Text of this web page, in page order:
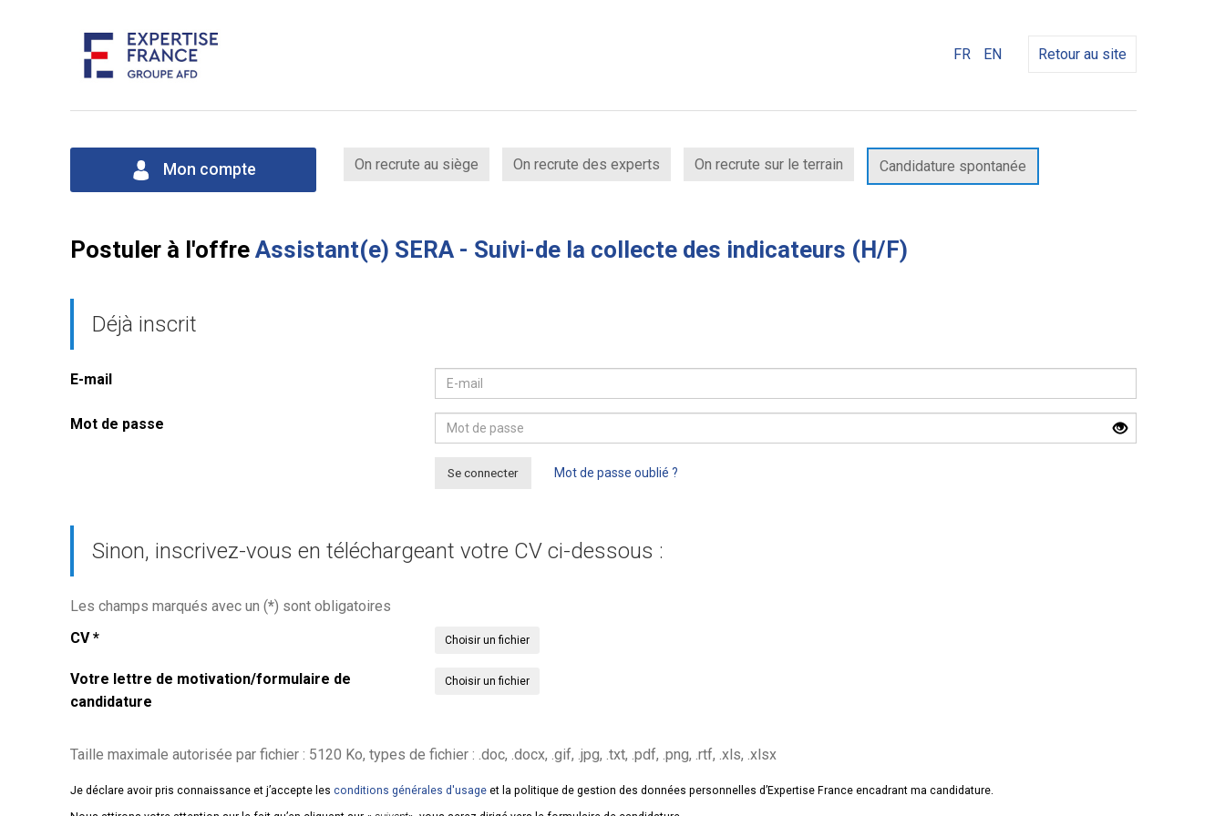
FR EN Retour au site
Mon compte On recrute au siège On recrute des experts On recrute sur le terrain Candidature spontanée
Postuler à l'offre Assistant(e) SERA - Suivi-de la collecte des indicateurs (H/F)
Déjà inscrit
E-mail
Mot de passe
Se connecter Mot de passe oublié ?
Sinon, inscrivez-vous en téléchargeant votre CV ci-dessous :
Les champs marqués avec un (*) sont obligatoires
CV * Choisir un fichier
Votre lettre de motivation/formulaire de
candidature
Choisir un fichier
Taille maximale autorisée par fichier : 5120 Ko, types de fichier : .doc, .docx, .gif, .jpg, .txt, .pdf, .png, .rtf, .xls, .xlsx
Je déclare avoir pris connaissance et j’accepte les conditions générales d'usage et la politique de gestion des données personnelles d’Expertise France encadrant ma candidature.